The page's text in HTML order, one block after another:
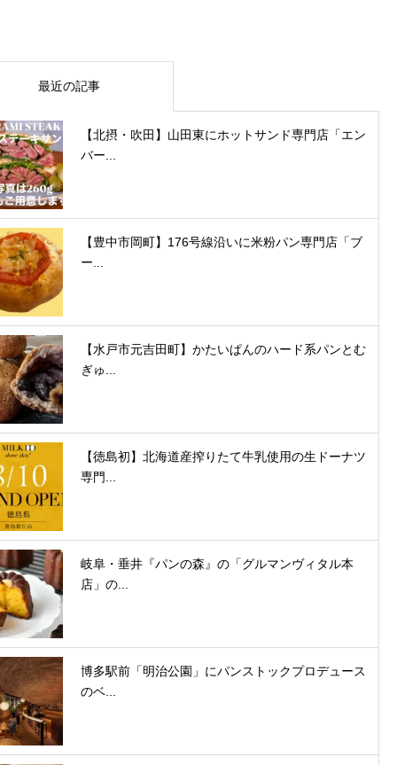
最近の記事
【北摂・吹田】山田東にホットサンド専門店「エン
バー...
【豊中市岡町】176号線沿いに米粉パン専門店「ブ
ー...
【水戸市元吉田町】かたいぱんのハード系パンとむ
ぎゅ...
【徳島初】北海道産搾りたて牛乳使用の生ドーナツ
専門...
岐阜・垂井『パンの森』の「グルマンヴィタル本
店」の...
博多駅前「明治公園」にパンストックプロデュース
のベ...